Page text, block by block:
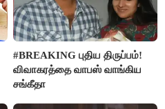
#BREAKING புதிய திருப்பம்!
விவாகரத்தை வாபஸ் வாங்கிய
சங்கீதா